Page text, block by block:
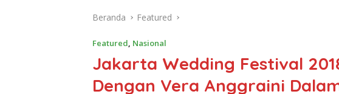
Beranda Featured
Featured, Nasional
Jakarta Wedding Festival
Dengan Vera Anggraini